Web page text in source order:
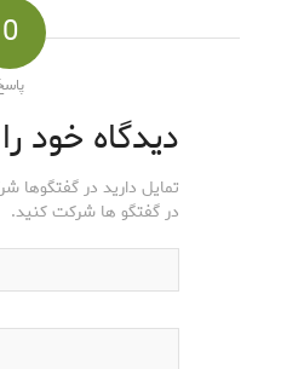
0
دیدگاه خود
تمایل دارید در گفتگوها
در گفتگو ها شرکت کنید.